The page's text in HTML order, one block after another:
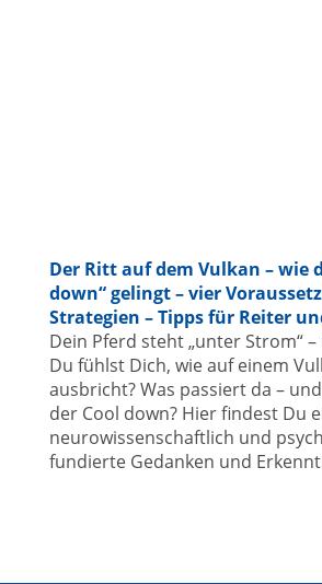
Der Ritt auf dem Vulkan – wie
down“ gelingt – vier
Strategien – Tipps für Reiter
Dein Pferd steht „unter Strom“
Du fühlst Dich, wie auf einem
ausbricht? Was passiert da –
der Cool down? Hier findest Du
neurowissenschaftlich und
fundierte Gedanken und